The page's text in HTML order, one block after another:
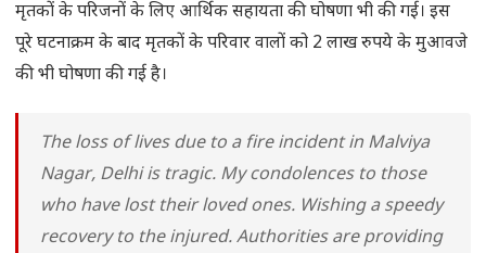
मृतकों के परिजनों के लिए आर्थिक सहायता की घोषणा भी की गई। इस
पूरे घटनाक्रम के बाद मृतकों के परिवार वालों को 2 लाख रुपये के मुआवजे
की भी घोषणा की गई है।
The loss of lives due to a fire incident in Malviya
Nagar, Delhi is tragic. My condolences to those
who have lost their loved ones. Wishing a speedy
recovery to the injured. Authorities are providing